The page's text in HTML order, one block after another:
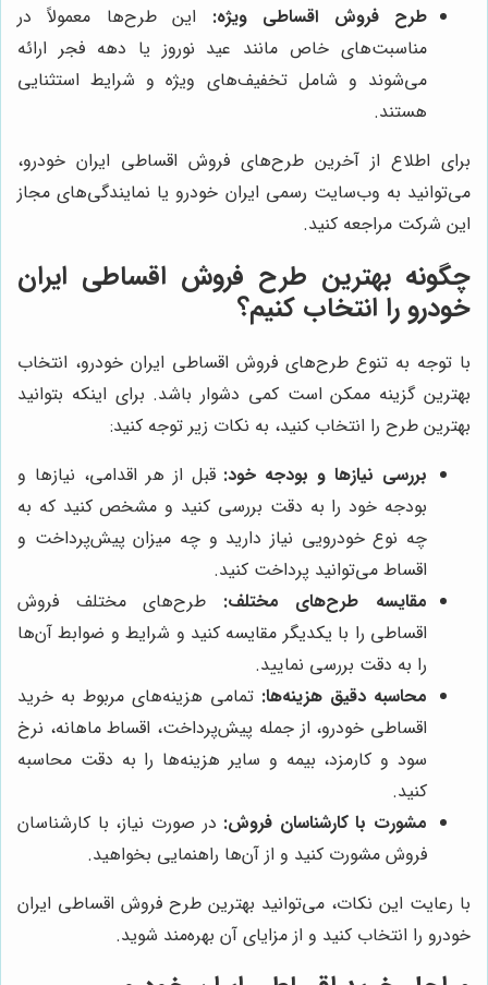
طرح فروش اقساطی ویژه: این طرح‌ها معمولاً در
مناسبت‌های خاص مانند عید نوروز یا دهه فجر ارائه
می‌شوند و شامل تخفیف‌های ویژه و شرایط استثنایی
هستند.
برای اطلاع از آخرین طرح‌های فروش اقساطی ایران خودرو،
می‌توانید به وب‌سایت رسمی ایران خودرو یا نمایندگی‌های مجاز
این شرکت مراجعه کنید.
چگونه بهترین طرح فروش اقساطی ایران
خودرو را انتخاب کنیم؟
با توجه به تنوع طرح‌های فروش اقساطی ایران خودرو، انتخاب
بهترین گزینه ممکن است کمی دشوار باشد. برای اینکه بتوانید
بهترین طرح را انتخاب کنید، به نکات زیر توجه کنید:
بررسی نیازها و بودجه خود: قبل از هر اقدامی، نیازها و
بودجه خود را به دقت بررسی کنید و مشخص کنید که به
چه نوع خودرویی نیاز دارید و چه میزان پیش‌پرداخت و
اقساط می‌توانید پرداخت کنید.
مقایسه طرح‌های مختلف: طرح‌های مختلف فروش
اقساطی را با یکدیگر مقایسه کنید و شرایط و ضوابط آن‌ها
را به دقت بررسی نمایید.
محاسبه دقیق هزینه‌ها: تمامی هزینه‌های مربوط به خرید
اقساطی خودرو، از جمله پیش‌پرداخت، اقساط ماهانه، نرخ
سود و کارمزد، بیمه و سایر هزینه‌ها را به دقت محاسبه
کنید.
مشورت با کارشناسان فروش: در صورت نیاز، با کارشناسان
فروش مشورت کنید و از آن‌ها راهنمایی بخواهید.
با رعایت این نکات، می‌توانید بهترین طرح فروش اقساطی ایران
خودرو را انتخاب کنید و از مزایای آن بهره‌مند شوید.